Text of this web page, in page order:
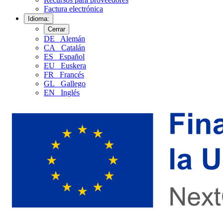
Factura electrónica
Idioma:
Cerrar
DE
Alemán
CA
Catalán
ES
Español
EU
Euskera
FR
Francés
GL
Gallego
EN
Inglés